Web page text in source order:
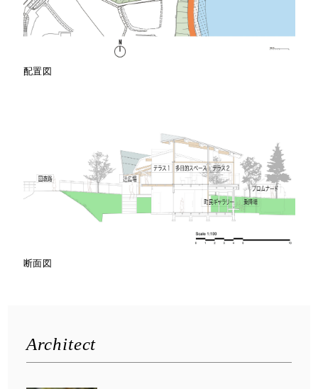
配置図
断面図
Architect